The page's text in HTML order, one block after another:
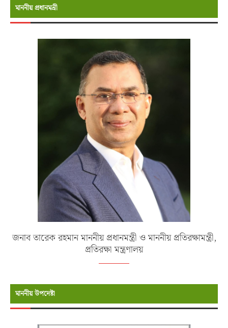
মাননীয় প্রধানমন্রী
জনাব তারেক রহমান মাননীয় প্রধানমন্ত্রী ও মাননীয় প্রতিরক্ষামন্ত্রী,
প্রতিরক্ষা মন্ত্রণালয়
মাননীয় উপদেষ্টা